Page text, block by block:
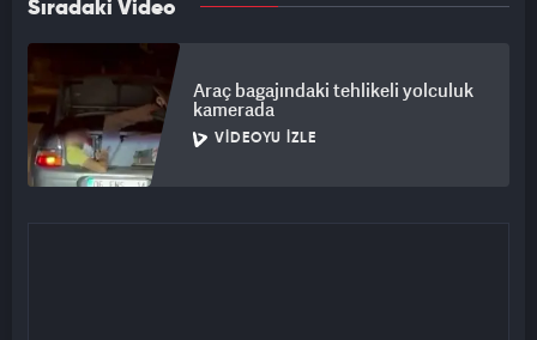
Sıradaki Video
Araç bagajındaki tehlikeli yolculuk
kamerada
VIDEOYU İZLE